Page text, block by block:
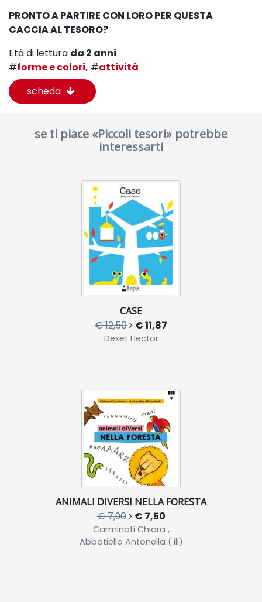
PRONTO A PARTIRE CON LORO PER QUESTA
CACCIA AL TESORO?
Età di lettura da 2 anni
#forme e colori, #attività
scheda
se ti piace «Piccoli tesori» potrebbe
interessarti
CASE
€ 12,50 € 11,87
Dexet Hector
ANIMALI DIVERSI NELLA FORESTA
€ 7,90 € 7,50
Carminati Chiara ,
Abbatiello Antonella (.ill)